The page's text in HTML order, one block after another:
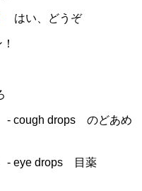
はい、どうぞ
- cough drops のどあめ
- eye drops 目薬